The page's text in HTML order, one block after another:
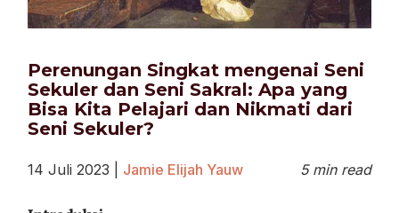
Perenungan Singkat mengenai Seni
Sekuler dan Seni Sakral: Apa yang
Bisa Kita Pelajari dan Nikmati dari
Seni Sekuler?
14 Juli 2023 Jamie Elijah Yauw 5 min read